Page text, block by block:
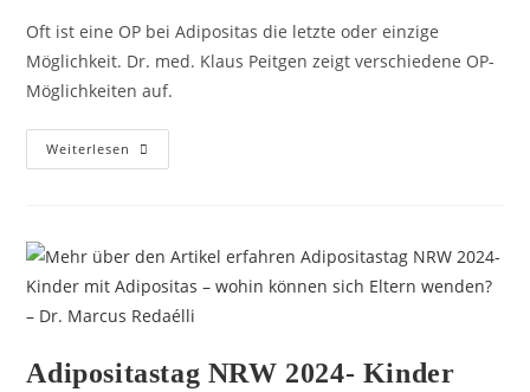
Oft ist eine OP bei Adipositas die letzte oder einzige
Möglichkeit. Dr. med. Klaus Peitgen zeigt verschiedene OP-
Möglichkeiten auf.
Weiterlesen
Adipositastag NRW 2024- Kinder